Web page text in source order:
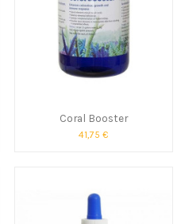
Coral Booster
41,75 €